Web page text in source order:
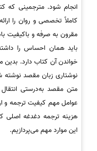
انجام شود. مترجمینی که
کاملاً تخصصی و روان را
مقرون‌ به صرفه و باکیفیت
باید همان احساس را
خواندن آن کتاب دارد.
نوشتاری زبان مقصد
متن مقصد به‌درستی
عوامل مهم کیفیت ترجمه و
هزینه ترجمه دغدغه اصلی
این موارد مهم می‌پردازیم.